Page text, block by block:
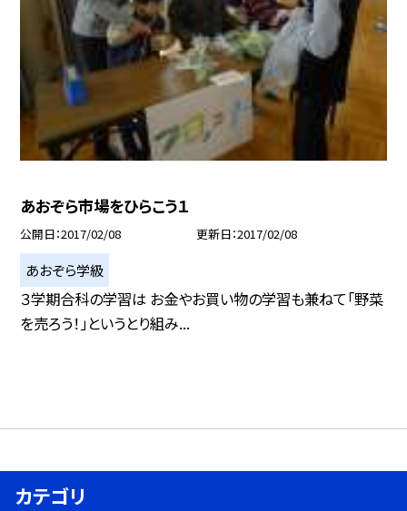
あおぞら市場をひらこう１
公開日 2017/02/08 更新日 2017/02/08
あおぞら学級
３学期合科の学習は お金やお買い物の学習も兼ねて「野菜
を売ろう！」というとり組み...
カテゴリ